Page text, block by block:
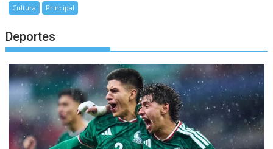
Cultura Principal
Deportes